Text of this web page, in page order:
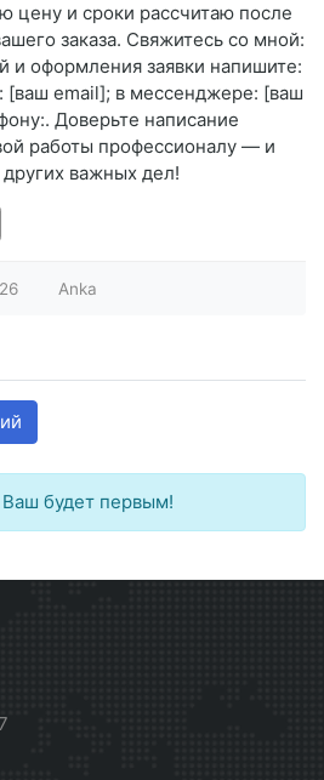
цену и сроки рассчитаю после
заказа. Свяжитесь со мной:
и оформления заявки напишите:
[ваш email]; в мессенджере: [ваш
Доверьте написание
работы профессионалу — и
важных дел!
Anka
будет первым!